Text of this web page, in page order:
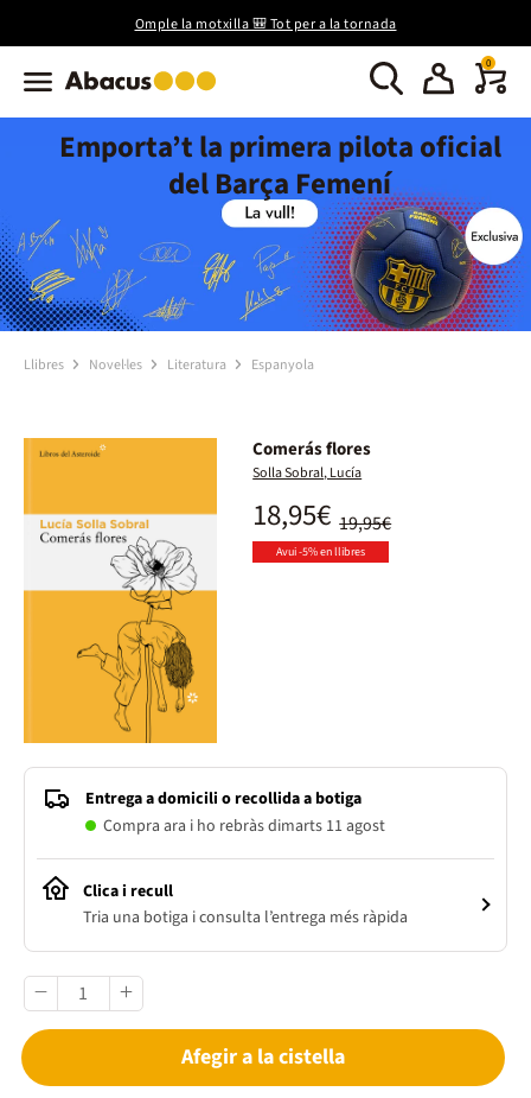
Omple la motxilla 🎒 Tot per a la tornada
0
Emporta’t la primera pilota oficial
del Barça Femení
Llibres Novel·les Literatura Espanyola
Comerás flores
Solla Sobral, Lucía
19,95€
18,95€
Avui -5% en llibres
Entrega a domicili o recollida a botiga
Compra ara i ho rebràs dimarts 11 agost
Clica i recull
Tria una botiga i consulta l’entrega més ràpida
Afegir a la cistella